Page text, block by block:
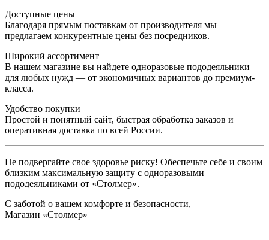
Доступные цены
Благодаря прямым поставкам от производителя мы
предлагаем конкурентные цены без посредников.
Широкий ассортимент
В нашем магазине вы найдете одноразовые пододеяльники
для любых нужд — от экономичных вариантов до премиум-
класса.
Удобство покупки
Простой и понятный сайт, быстрая обработка заказов и
оперативная доставка по всей России.
Не подвергайте свое здоровье риску! Обеспечьте себе и своим
близким максимальную защиту с одноразовыми
пододеяльниками от «Столмер».
С заботой о вашем комфорте и безопасности,
Магазин «Столмер»